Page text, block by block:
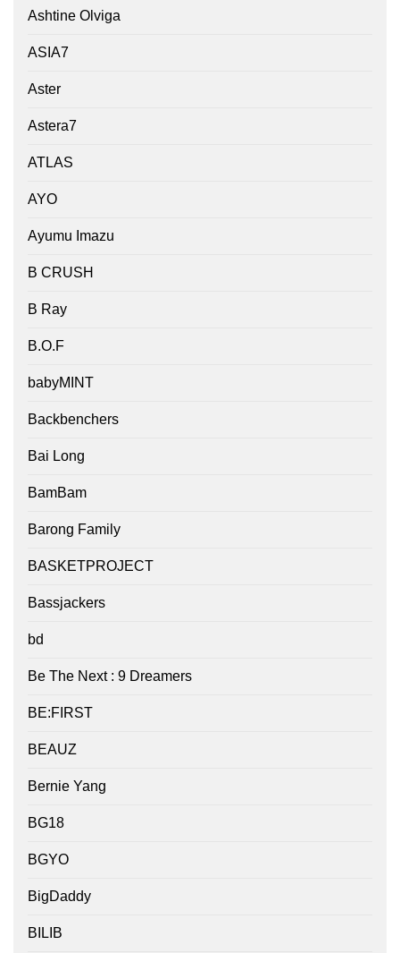
Ashtine Olviga
ASIA7
Aster
Astera7
ATLAS
AYO
Ayumu Imazu
B CRUSH
B Ray
B.O.F
babyMINT
Backbenchers
Bai Long
BamBam
Barong Family
BASKETPROJECT
Bassjackers
bd
Be The Next : 9 Dreamers
BE:FIRST
BEAUZ
Bernie Yang
BG18
BGYO
BigDaddy
BILIB